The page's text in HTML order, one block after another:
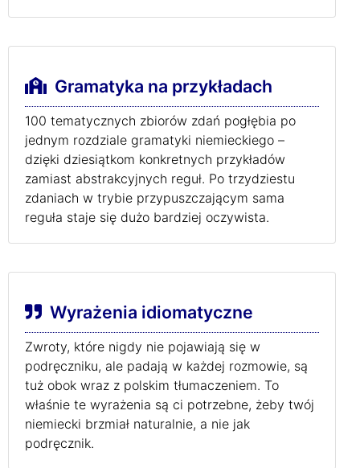
Gramatyka na przykładach
100 tematycznych zbiorów zdań pogłębia po
jednym rozdziale gramatyki niemieckiego –
dzięki dziesiątkom konkretnych przykładów
zamiast abstrakcyjnych reguł. Po trzydziestu
zdaniach w trybie przypuszczającym sama
reguła staje się dużo bardziej oczywista.
Wyrażenia idiomatyczne
Zwroty, które nigdy nie pojawiają się w
podręczniku, ale padają w każdej rozmowie, są
tuż obok wraz z polskim tłumaczeniem. To
właśnie te wyrażenia są ci potrzebne, żeby twój
niemiecki brzmiał naturalnie, a nie jak
podręcznik.